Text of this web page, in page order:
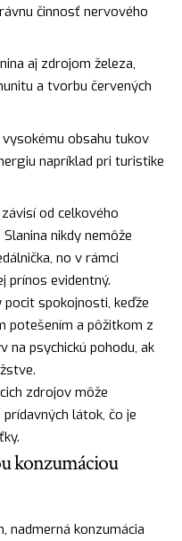
činnosť nervového
aj zdrojom železa,
a tvorbu červených
vysokému obsahu tukov
napríklad pri turistike
od celkového
nikdy nemôže
no v rámci
prínos evidentný.
spokojnosti, keďže
potešením a pôžitkom z
na psychickú pohodu, ak
zdrojov môže
látok, čo je
konzumáciou
nadmerná konzumácia